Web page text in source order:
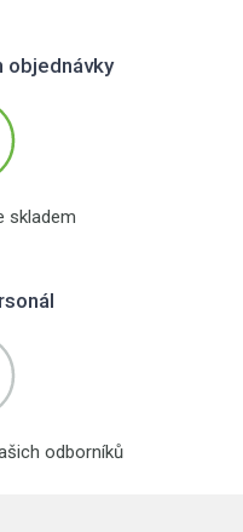
objednávky
skladem
odborníků